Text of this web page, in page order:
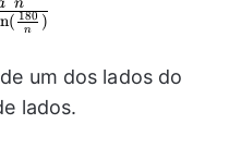
{n})}
n( n
180 )
n
um dos lados do
lados.